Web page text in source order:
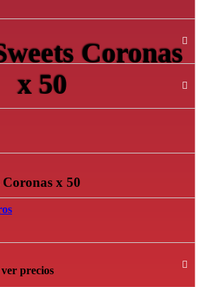
Coronas
x 50
x 50
precios